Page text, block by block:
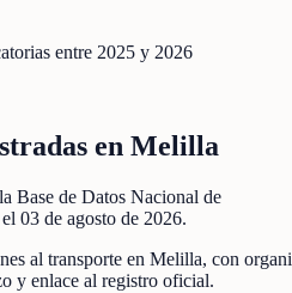
entre 2025 y 2026
en Melilla
Base de Datos Nacional de
03 de agosto de 2026.
al transporte en Melilla, con
y enlace al registro oficial.